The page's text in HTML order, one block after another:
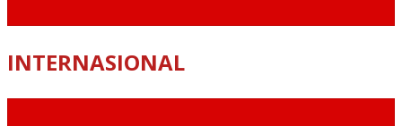
INTERNASIONAL